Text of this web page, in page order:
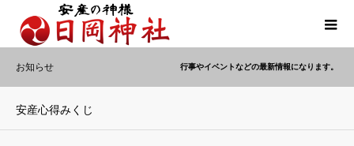
お知らせ 行事やイベントなどの最新情報になります。
安産心得みくじ